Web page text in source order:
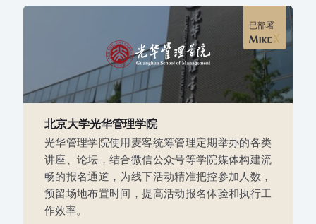
已部署
北京大学光华管理学院
光华管理学院使用麦客统筹管理定期举办的各类
讲座、论坛，结合微信公众号等学院媒体构建流
畅的报名通道，为线下活动精准把控参加人数，
预留场地布置时间，提高活动报名体验和执行工
作效率。